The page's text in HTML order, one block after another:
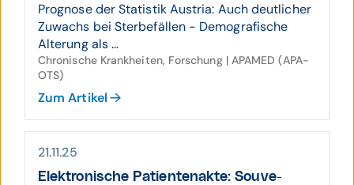
Prognose der Statistik Austria: Auch deutlicher
Zuwachs bei Sterbefällen - Demografische
Alterung als ...
Chronische Krankheiten, Forschung | APAMED (APA-
OTS)
Zum Artikel
21.11.25
Elektro­nische Patienten­akte: Souve­